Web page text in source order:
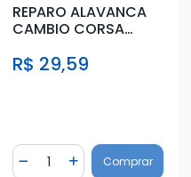
REPARO ALAVANCA
CAMBIO CORSA
R$ 29,59
Diminuir Quantidade
Quantidade
AdicionarComprar